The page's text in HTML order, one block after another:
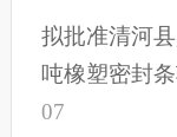
拟批准清河
吨橡塑密封
07